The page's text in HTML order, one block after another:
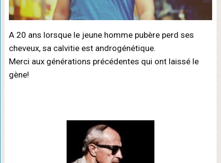
A 20 ans lorsque le jeune homme pubère perd ses
cheveux, sa calvitie est androgénétique.
Merci aux générations précédentes qui ont laissé le
gène!